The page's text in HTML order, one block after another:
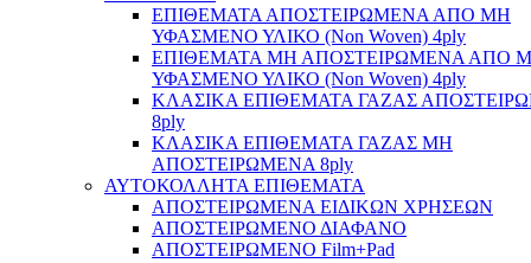
ΕΠΙΘΕΜΑΤΑ ΑΠΟΣΤΕΙΡΩΜΕΝΑ ΑΠΟ ΜΗ
ΥΦΑΣΜΕΝΟ ΥΛΙΚΟ (Non Woven) 4ply
ΕΠΙΘΕΜΑΤΑ ΜΗ ΑΠΟΣΤΕΙΡΩΜΕΝΑ ΑΠΟ
ΥΦΑΣΜΕΝΟ ΥΛΙΚΟ (Non Woven) 4ply
ΚΛΑΣΙΚΑ ΕΠΙΘΕΜΑΤΑ ΓΑΖΑΣ
8ply
ΚΛΑΣΙΚΑ ΕΠΙΘΕΜΑΤΑ ΓΑΖΑΣ ΜΗ
ΑΠΟΣΤΕΙΡΩΜΕΝΑ 8ply
ΑΥΤΟΚΟΛΛΗΤΑ ΕΠΙΘΕΜΑΤΑ
ΑΠΟΣΤΕΙΡΩΜΕΝΑ ΕΙΔΙΚΩΝ ΧΡΗΣΕΩΝ
ΑΠΟΣΤΕΙΡΩΜΕΝΟ ΔΙΑΦΑΝΟ
ΑΠΟΣΤΕΙΡΩΜΕΝΟ Film+Pad